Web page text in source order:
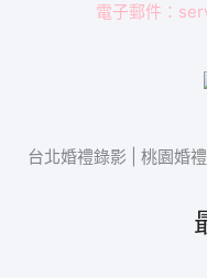
電子郵件：
台北婚禮錄影 | 桃園婚